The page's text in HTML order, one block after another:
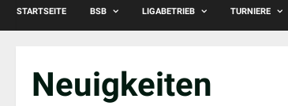
STARTSEITE BSB LIGABETRIEB TURNIERE
Neuigkeiten